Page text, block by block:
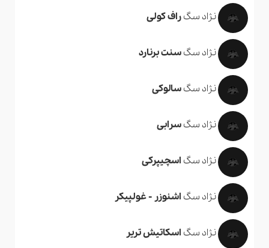
نژاد سگراف کولی
نژاد سگسنت برنارد
نژاد سگسالوکی
نژاد سگسرابی
نژاد سگ اسچیپرکی
نژاد سگ اشنوزر - غولپیکر
نژاد سگ اسکاتیش تریر